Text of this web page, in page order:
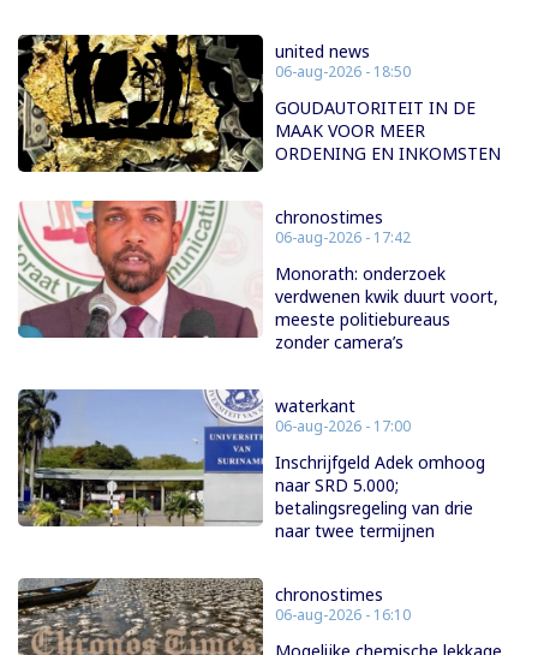
united news
06-aug-2026 - 18:50
GOUDAUTORITEIT IN DE
MAAK VOOR MEER
ORDENING EN INKOMSTEN
chronostimes
06-aug-2026 - 17:42
Monorath: onderzoek
verdwenen kwik duurt voort,
meeste politiebureaus
zonder camera’s
waterkant
06-aug-2026 - 17:00
Inschrijfgeld Adek omhoog
naar SRD 5.000;
betalingsregeling van drie
naar twee termijnen
chronostimes
06-aug-2026 - 16:10